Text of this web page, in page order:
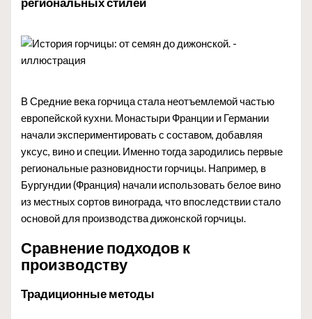
В Средние века горчица стала неотъемлемой частью
европейской кухни. Монастыри Франции и Германии
начали экспериментировать с составом, добавляя
уксус, вино и специи. Именно тогда зародились первые
региональные разновидности горчицы. Например, в
Бургундии (Франция) начали использовать белое вино
из местных сортов винограда, что впоследствии стало
основой для производства дижонской горчицы.
Сравнение подходов к
производству
Традиционные методы